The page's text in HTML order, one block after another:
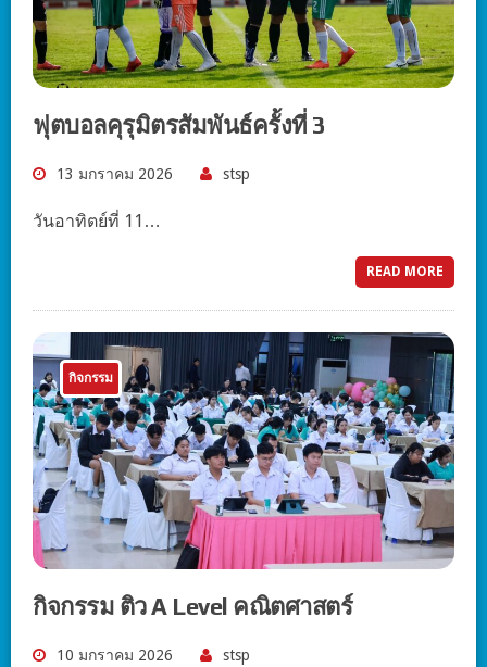
ฟุตบอลคุรุมิตรสัมพันธ์ครั้งที่ 3
13 มกราคม 2026 stsp
วันอาทิตย์ที่ 11…
READ MORE
กิจกรรม
กิจกรรม ติว A Level คณิตศาสตร์
10 มกราคม 2026 stsp